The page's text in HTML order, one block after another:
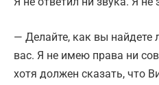
— Делайте, как вы найдете
вас. Я не имею права ни
хотя должен сказать, что